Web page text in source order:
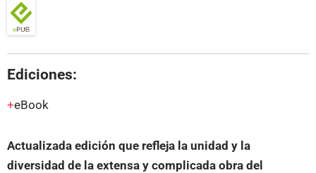
Ediciones:
eBook
Actualizada edición que refleja la unidad y la
diversidad de la extensa y complicada obra del